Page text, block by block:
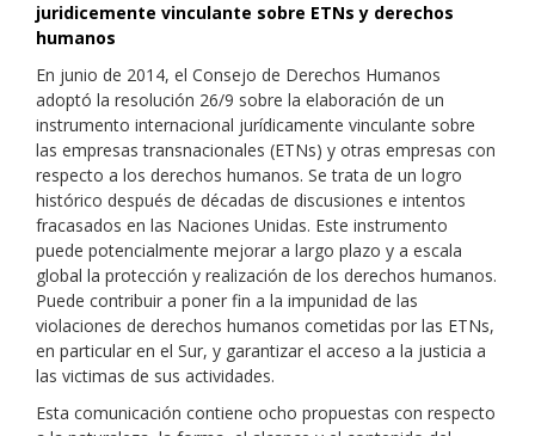
juridicemente vinculante sobre ETNs y derechos
humanos
En junio de 2014, el Consejo de Derechos Humanos
adoptó la resolución 26/9 sobre la elaboración de un
instrumento internacional jurídicamente vinculante sobre
las empresas transnacionales (ETNs) y otras empresas con
respecto a los derechos humanos. Se trata de un logro
histórico después de décadas de discusiones e intentos
fracasados en las Naciones Unidas. Este instrumento
puede potencialmente mejorar a largo plazo y a escala
global la protección y realización de los derechos humanos.
Puede contribuir a poner fin a la impunidad de las
violaciones de derechos humanos cometidas por las ETNs,
en particular en el Sur, y garantizar el acceso a la justicia a
las victimas de sus actividades.
Esta comunicación contiene ocho propuestas con respecto